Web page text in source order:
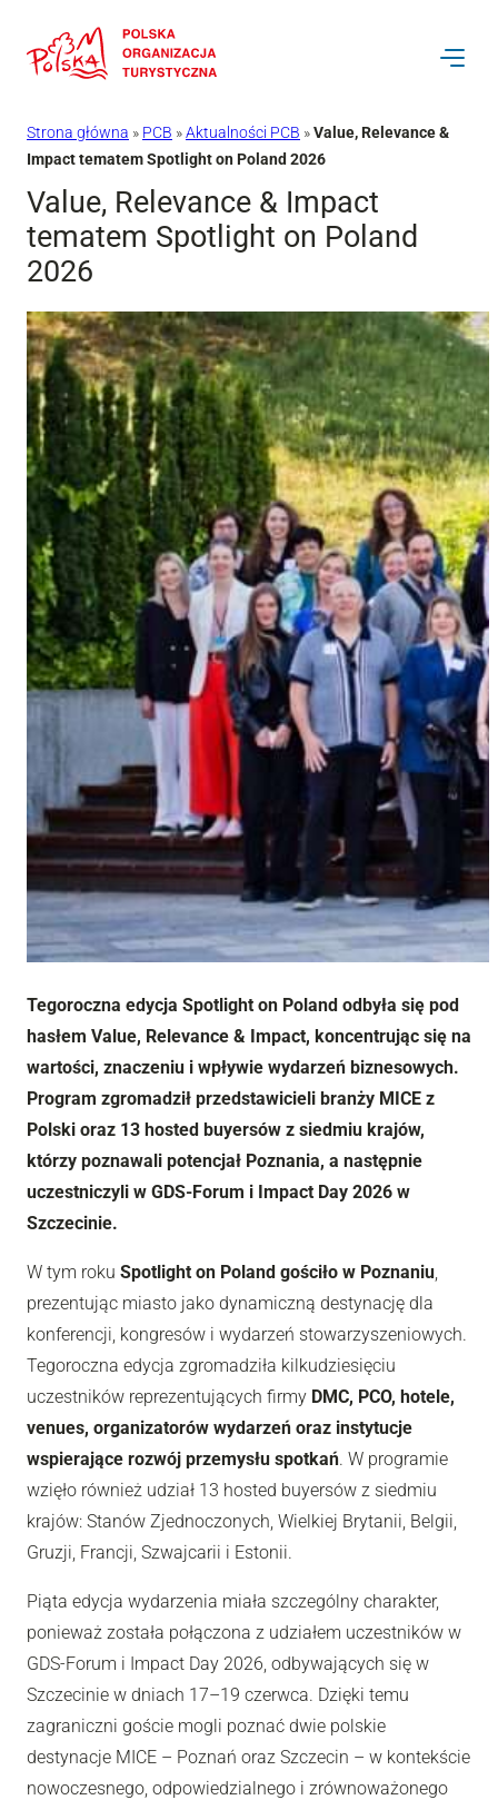
do
Strona główna » PCB »Aktualności PCB »Value, Relevance &
Impact tematem Spotlight on Poland 2026
Value, Relevance & Impact
tematem Spotlight on Poland
2026
Tegoroczna edycja Spotlight on Poland odbyła się pod
hasłem Value, Relevance & Impact, koncentrując się na
wartości, znaczeniu i wpływie wydarzeń biznesowych.
Program zgromadził przedstawicieli branży MICE z
Polski oraz 13 hosted buyersów z siedmiu krajów,
którzy poznawali potencjał Poznania, a następnie
uczestniczyli w GDS-Forum i Impact Day 2026 w
Szczecinie.
W tym roku Spotlight on Poland gościło w Poznaniu,
prezentując miasto jako dynamiczną destynację dla
konferencji, kongresów i wydarzeń stowarzyszeniowych.
Tegoroczna edycja zgromadziła kilkudziesięciu
uczestników reprezentujących firmy DMC, PCO, hotele,
venues, organizatorów wydarzeń oraz instytucje
wspierające rozwój przemysłu spotkań. W programie
wzięło również udział 13 hosted buyersów z siedmiu
krajów: Stanów Zjednoczonych, Wielkiej Brytanii, Belgii,
Gruzji, Francji, Szwajcarii i Estonii.
Piąta edycja wydarzenia miała szczególny charakter,
ponieważ została połączona z udziałem uczestników w
GDS-Forum i Impact Day 2026, odbywających się w
Szczecinie w dniach 17–19 czerwca. Dzięki temu
zagraniczni goście mogli poznać dwie polskie
destynacje MICE – Poznań oraz Szczecin – w kontekście
nowoczesnego, odpowiedzialnego i zrównoważonego